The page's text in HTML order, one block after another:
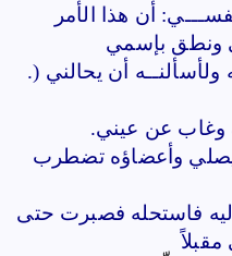
أن هذا الأمر
ونطق بإسمي
ولأسألنــه أن يحالني (.
وغاب عن عيني.
يصلي وأعضاؤه تضطرب
فاستحله فصبرت حتى